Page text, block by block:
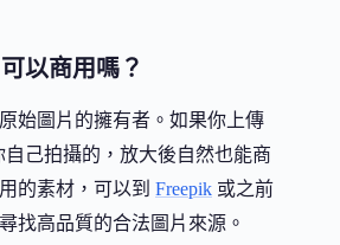
以商用嗎？
始圖片的擁有者。如果你上傳
自己拍攝的，放大後自然也能商
的素材，可以到 Freepik 或之前
找高品質的合法圖片來源。